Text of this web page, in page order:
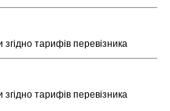
згідно тарифів перевізника
згідно тарифів перевізника